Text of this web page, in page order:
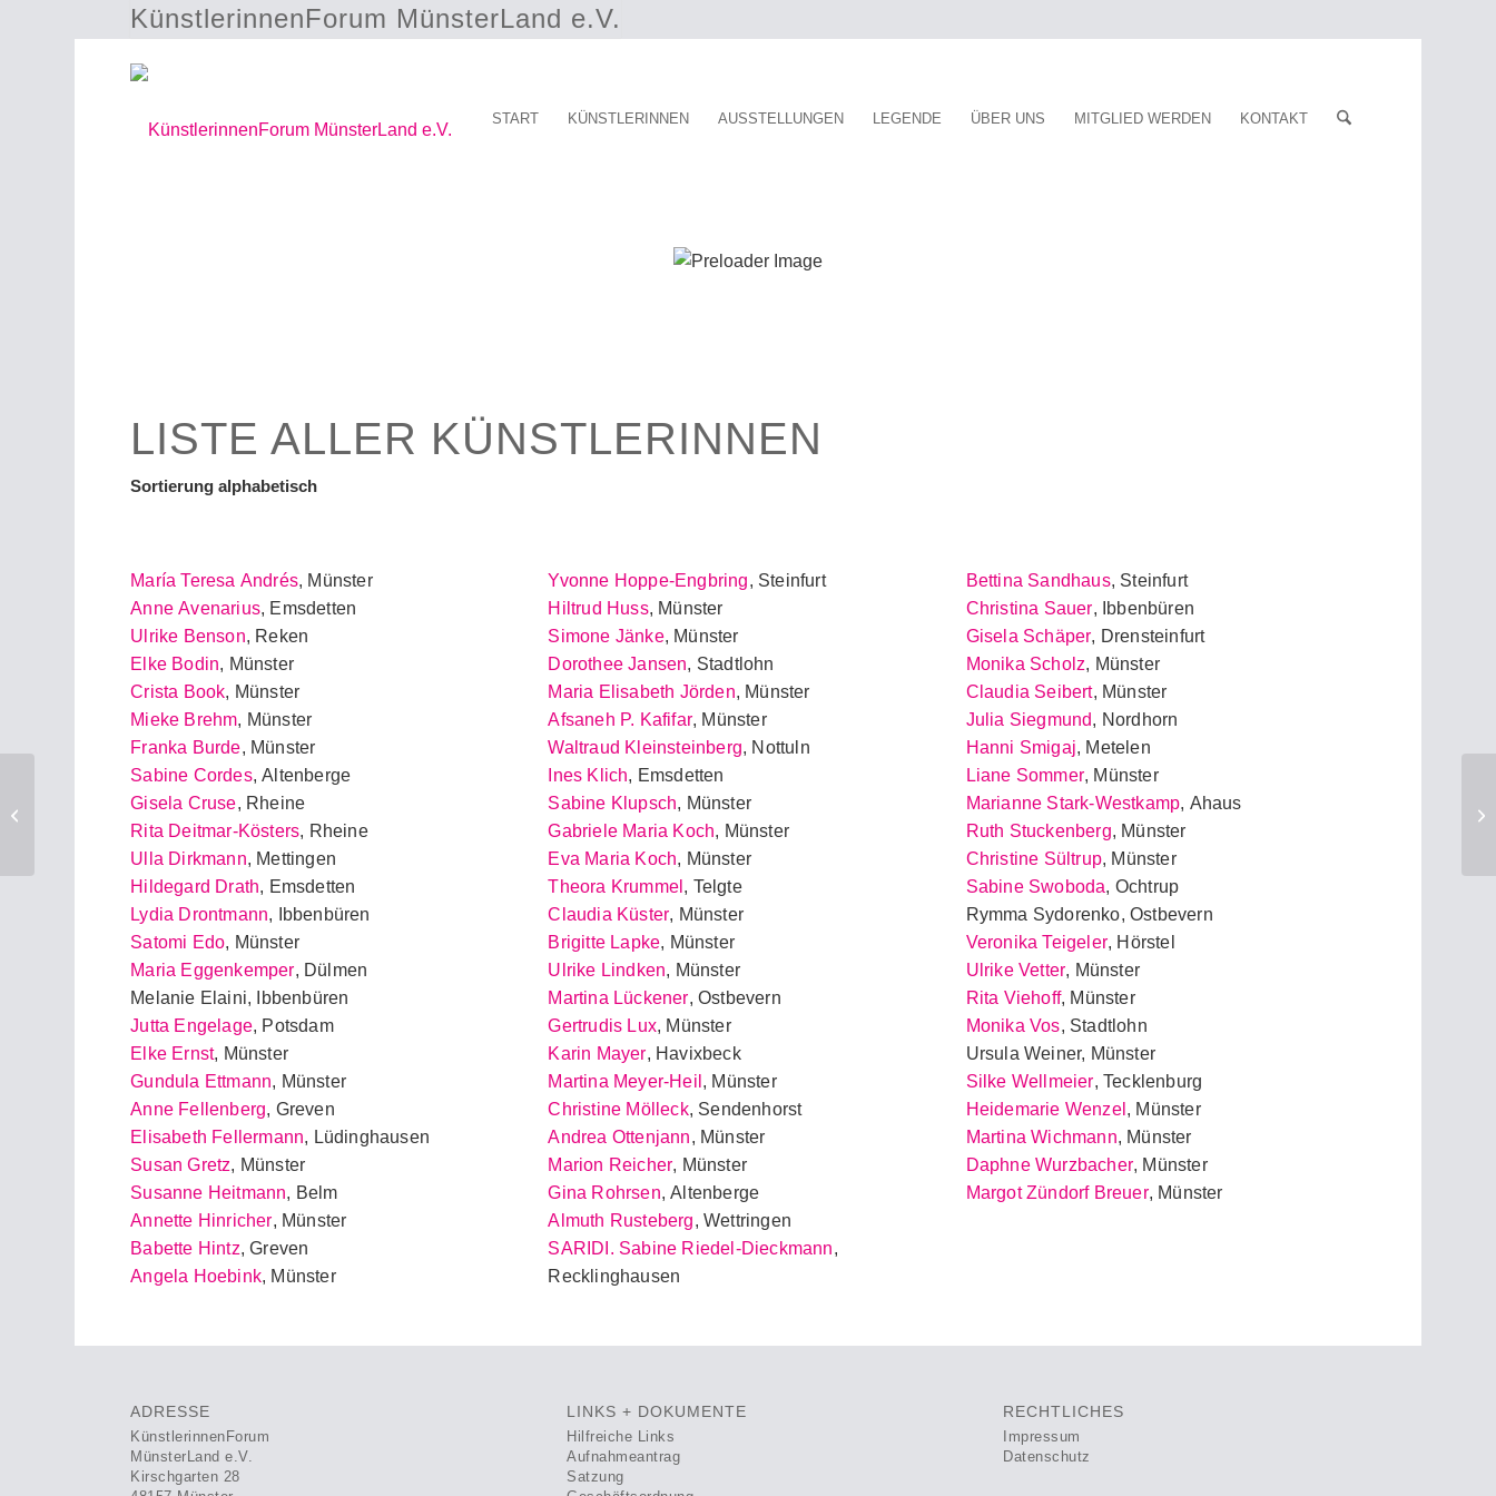
KünstlerinnenForum MünsterLand e.V.
START KÜNSTLERINNEN AUSSTELLUNGEN LEGENDE ÜBER UNS MITGLIED WERDEN KONTAKT
LISTE ALLER KÜNSTLERINNEN
Sortierung alphabetisch
María Teresa Andrés, Münster
Anne Avenarius, Emsdetten
Ulrike Benson, Reken
Elke Bodin, Münster
Crista Book, Münster
Mieke Brehm, Münster
Franka Burde, Münster
Sabine Cordes, Altenberge
Gisela Cruse, Rheine
Rita Deitmar-Kösters, Rheine
Ulla Dirkmann, Mettingen
Hildegard Drath, Emsdetten
Lydia Drontmann, Ibbenbüren
Satomi Edo, Münster
Maria Eggenkemper, Dülmen
Melanie Elaini, Ibbenbüren
Jutta Engelage, Potsdam
Elke Ernst, Münster
Gundula Ettmann, Münster
Anne Fellenberg, Greven
Elisabeth Fellermann, Lüdinghausen
Susan Gretz, Münster
Susanne Heitmann, Belm
Annette Hinricher, Münster
Babette Hintz, Greven
Angela Hoebink, Münster
Yvonne Hoppe-Engbring, Steinfurt
Hiltrud Huss, Münster
Simone Jänke, Münster
Dorothee Jansen, Stadtlohn
Maria Elisabeth Jörden, Münster
Afsaneh P. Kafifar, Münster
Waltraud Kleinsteinberg, Nottuln
Ines Klich, Emsdetten
Sabine Klupsch, Münster
Gabriele Maria Koch, Münster
Eva Maria Koch, Münster
Theora Krummel , Telgte
Claudia Küster, Münster
Brigitte Lapke, Münster
Ulrike Lindken, Münster
Martina Lückener, Ostbevern
Gertrudis Lux, Münster
Karin Mayer, Havixbeck
Martina Meyer-Heil , Münster
Christine Mölleck, Sendenhorst
Andrea Ottenjann, Münster
Marion Reicher, Münster
Gina Rohrsen, Altenberge
Almuth Rusteberg, Wettringen
SARIDI. Sabine Riedel-Dieckmann,
Recklinghausen
Bettina Sandhaus, Steinfurt
Christina Sauer, Ibbenbüren
Gisela Schäper, Drensteinfurt
Monika Scholz, Münster
Claudia Seibert, Münster
Julia Siegmund, Nordhorn
Hanni Smigaj, Metelen
Liane Sommer, Münster
Marianne Stark-Westkamp, Ahaus
Ruth Stuckenberg, Münster
Christine Sültrup, Münster
Sabine Swoboda, Ochtrup
Rymma Sydorenko, Ostbevern
Veronika Teigeler, Hörstel
Ulrike Vetter, Münster
Rita Viehoff, Münster
Monika Vos, Stadtlohn
Ursula Weiner, Münster
Silke Wellmeier, Tecklenburg
Heidemarie Wenzel , Münster
Martina Wichmann, Münster
Daphne Wurzbacher, Münster
Margot Zündorf Breuer, Münster
ADRESSE
KünstlerinnenForum
MünsterLand e.V.
Kirschgarten 28
LINKS + DOKUMENTE
Hilfreiche Links
Aufnahmeantrag
Satzung
RECHTLICHES
Impressum
Datenschutz